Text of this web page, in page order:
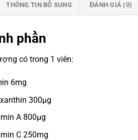
THÔNG TIN BỔ SUNG ĐÁNH GIÁ (0)
phần
có trong 1 viên:
6mg
300µg
A 800µg
C 250mg